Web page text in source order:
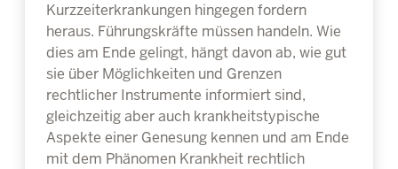
Kurzzeiterkrankungen hingegen fordern
heraus. Führungskräfte müssen handeln. Wie
dies am Ende gelingt, hängt davon ab, wie gut
sie über Möglichkeiten und Grenzen
rechtlicher Instrumente informiert sind,
gleichzeitig aber auch krankheitstypische
Aspekte einer Genesung kennen und am Ende
mit dem Phänomen Krankheit rechtlich